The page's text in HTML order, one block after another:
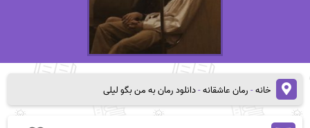
خانه-رمان عاشقانه-دانلود رمان به من بگو لیلی